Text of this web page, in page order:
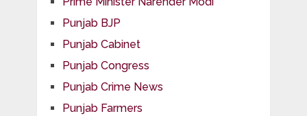
Punjab BJP
Punjab Cabinet
Punjab Congress
Punjab Crime News
Punjab Farmers